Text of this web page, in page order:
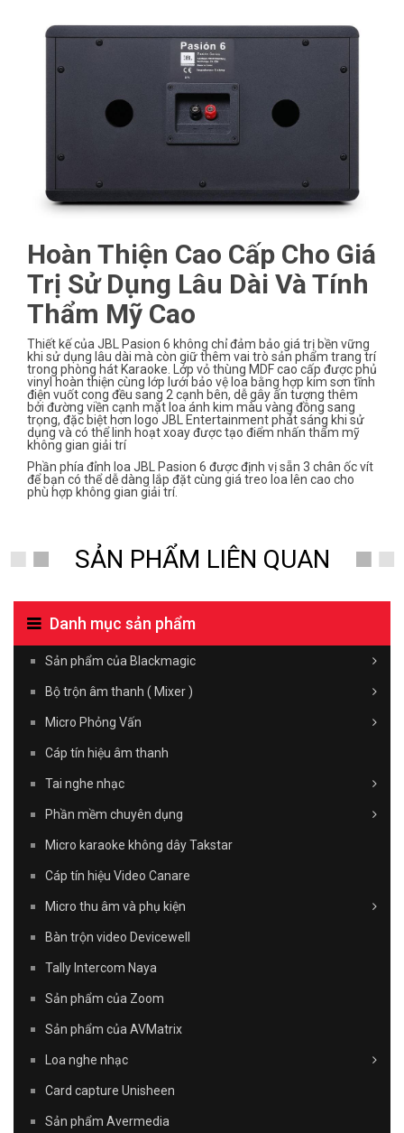
Hoàn Thiện Cao Cấp Cho Giá
Trị Sử Dụng Lâu Dài Và Tính
Thẩm Mỹ Cao
Thiết kế của JBL Pasion 6 không chỉ đảm bảo giá trị bền vững
khi sử dụng lâu dài mà còn giữ thêm vai trò sản phẩm trang trí
trong phòng hát Karaoke. Lớp vỏ thùng MDF cao cấp được phủ
vinyl hoàn thiện cùng lớp lưới bảo vệ loa bằng hợp kim sơn tĩnh
điện vuốt cong đều sang 2 cạnh bên, dễ gây ấn tượng thêm
bởi đường viền cạnh mặt loa ánh kim màu vàng đồng sang
trọng, đặc biệt hơn logo JBL Entertainment phát sáng khi sử
dụng và có thể linh hoạt xoay được tạo điểm nhấn thẩm mỹ
không gian giải trí
Phần phía đỉnh loa JBL Pasion 6 được định vị sẵn 3 chân ốc vít
để bạn có thể dễ dàng lắp đặt cùng giá treo loa lên cao cho
phù hợp không gian giải trí.
SẢN PHẨM LIÊN QUAN
Danh mục sản phẩm
Sản phẩm của Blackmagic
Bộ trộn âm thanh ( Mixer )
Micro Phỏng Vấn
Cáp tín hiệu âm thanh
Tai nghe nhạc
Phần mềm chuyên dụng
Micro karaoke không dây Takstar
Cáp tín hiệu Video Canare
Micro thu âm và phụ kiện
Bàn trộn video Devicewell
Tally Intercom Naya
Sản phẩm của Zoom
Sản phẩm của AVMatrix
Loa nghe nhạc
Card capture Unisheen
Sản phẩm Avermedia